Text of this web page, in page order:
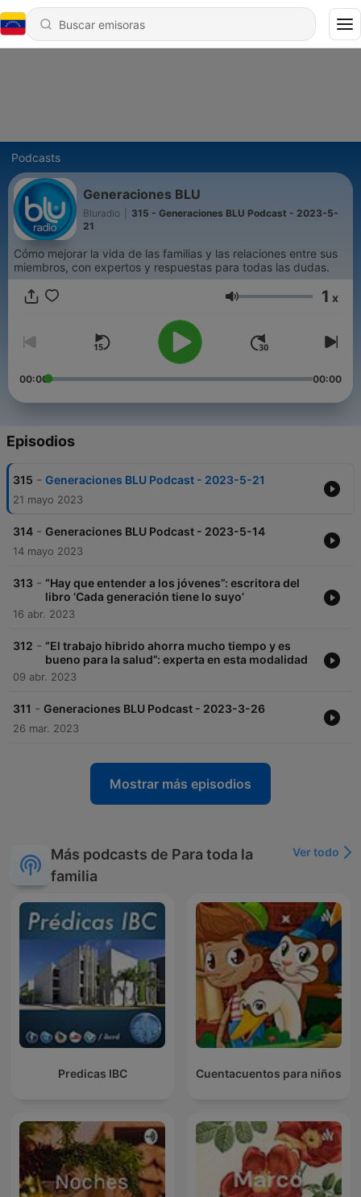
Podcasts
Generaciones BLU
Bluradio
315 - Generaciones BLU Podcast - 2023-5-
21
Cómo mejorar la vida de las familias y las relaciones entre sus
miembros, con expertos y respuestas para todas las dudas.
Volumen 1 x
00:00 00:00
Episodios
315 - Generaciones BLU Podcast - 2023-5-21
21 mayo 2023
314 - Generaciones BLU Podcast - 2023-5-14
14 mayo 2023
313 - “Hay que entender a los jóvenes”: escritora del
libro ‘Cada generación tiene lo suyo’
16 abr. 2023
312 - “El trabajo hibrido ahorra mucho tiempo y es
bueno para la salud”: experta en esta modalidad
09 abr. 2023
311 - Generaciones BLU Podcast - 2023-3-26
26 mar. 2023
Mostrar más episodios
Más podcasts de Para toda la
familia
Ver todo
Predicas IBC Cuentacuentos para niños